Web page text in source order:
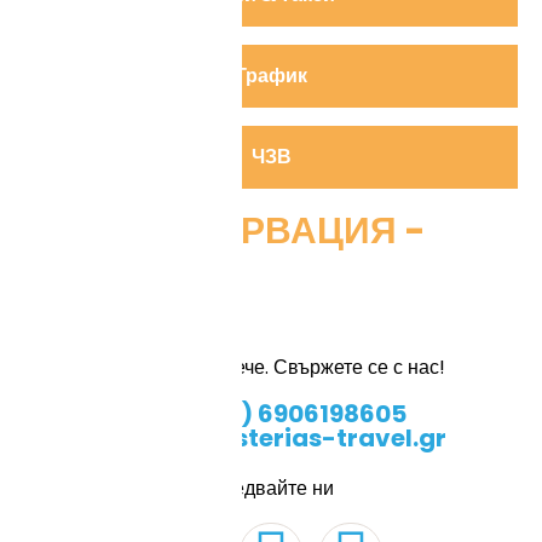
График
ЧЗВ
- РЕЗЕРВАЦИЯ -
Не чакайте повече. Свържете се с нас!
+(30) 6906198605
info@asterias-travel.gr
Следвайте ни